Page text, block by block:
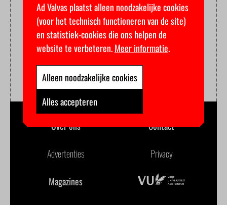
Over ons Contact
Advertenties Privacy
Magazines
Ad Valvas plaatst alleen noodzakelijke cookies
(voor het technisch functioneren van de site)
en statistiek-cookies die ons helpen de
website te verbeteren.Meer informatie.
Alleen noodzakelijke cookies
Alles accepteren